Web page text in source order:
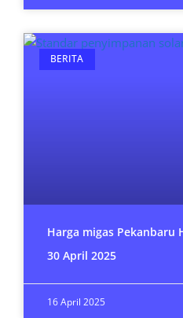
BERITA
Harga migas Pekanbaru
30 April 2025
16 April 2025